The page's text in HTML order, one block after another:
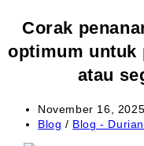
Corak
optimum untuk
atau
Post
published:
November 16, 2025
Post
Blog / Blog - Durian